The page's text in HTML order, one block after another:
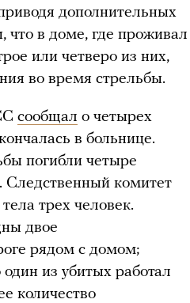
дополнительных
что в доме, где проживал
или четверо из них,
во время стрельбы.
сообщал о четырех
в больнице.
погибли четыре
Следственный комитет
трех человек.
двое
рядом с домом;
из убитых работал
количество